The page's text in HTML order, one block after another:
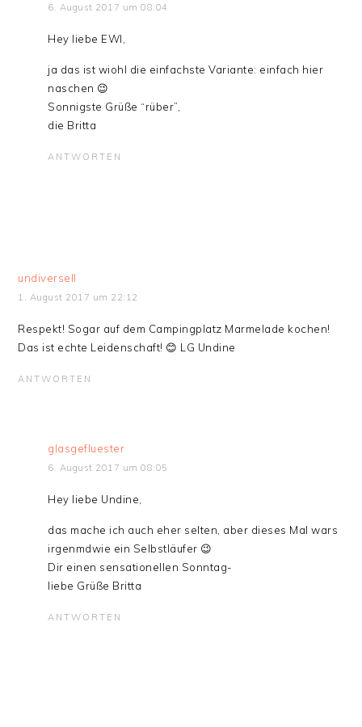
6. August 2017 um 08:04
Hey liebe EWI,
ja das ist wiohl die einfachste Variante: einfach hier
naschen 😉
Sonnigste Grüße “rüber”,
die Britta
ANTWORTEN
undiversell
1. August 2017 um 22:12
Respekt! Sogar auf dem Campingplatz Marmelade kochen!
Das ist echte Leidenschaft! 😊 LG Undine
ANTWORTEN
glasgefluester
6. August 2017 um 08:05
Hey liebe Undine,
das mache ich auch eher selten, aber dieses Mal wars
irgenmdwie ein Selbstläufer 😉
Dir einen sensationellen Sonntag-
liebe Grüße Britta
ANTWORTEN